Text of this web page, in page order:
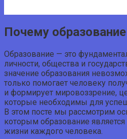
Почему
Образование — это
личности, общества и
значение образования
только помогает человеку
и формирует мировоззрение,
которые необходимы для
В этом посте мы рассмотрим
которым образование
жизни каждого человека.